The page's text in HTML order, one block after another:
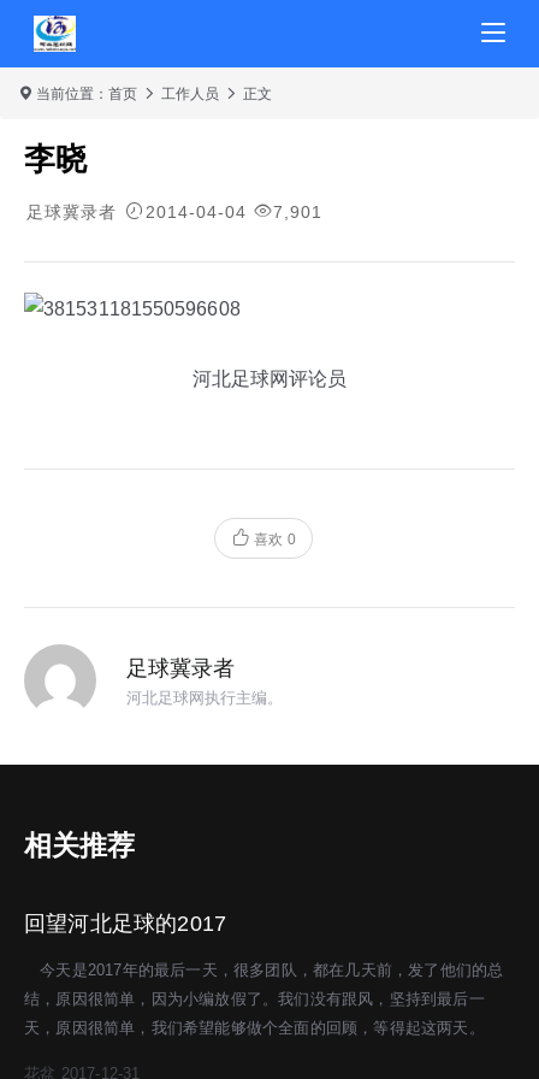
当前位置： 首页 工作人员 正文
李晓
足球冀录者 2014-04-04 7,901
河北足球网评论员
喜欢 0
足球冀录者
河北足球网执行主编。
相关推荐
回望河北足球的2017
今天是2017年的最后一天，很多团队，都在几天前，发了他们的总
结，原因很简单，因为小编放假了。我们没有跟风，坚持到最后一
天，原因很简单，我们希望能够做个全面的回顾，等得起这两天。
花盆 2017-12-31